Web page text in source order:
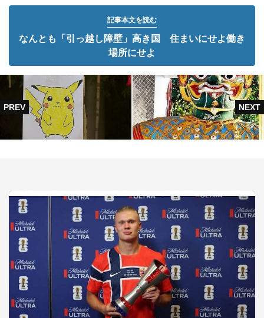
記事本文を読む
なんとも「引っ越し障壁」高き国 住まいにせよ働き
場所にせよ